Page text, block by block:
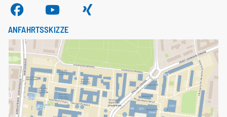
ANFAHRTSSKIZZE